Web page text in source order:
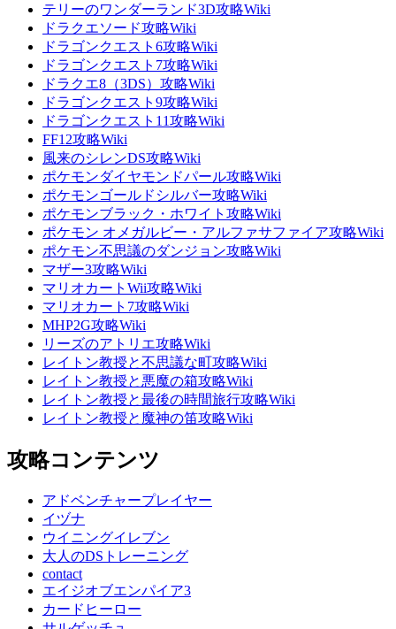
テリーのワンダーランド3D攻略Wiki
ドラクエソード攻略Wiki
ドラゴンクエスト6攻略Wiki
ドラゴンクエスト7攻略Wiki
ドラクエ8（3DS）攻略Wiki
ドラゴンクエスト9攻略Wiki
ドラゴンクエスト11攻略Wiki
FF12攻略Wiki
風来のシレンDS攻略Wiki
ポケモンダイヤモンドパール攻略Wiki
ポケモンゴールドシルバー攻略Wiki
ポケモンブラック・ホワイト攻略Wiki
ポケモン オメガルビー・アルファサファイア攻略Wiki
ポケモン不思議のダンジョン攻略Wiki
マザー3攻略Wiki
マリオカートWii攻略Wiki
マリオカート7攻略Wiki
MHP2G攻略Wiki
リーズのアトリエ攻略Wiki
レイトン教授と不思議な町攻略Wiki
レイトン教授と悪魔の箱攻略Wiki
レイトン教授と最後の時間旅行攻略Wiki
レイトン教授と魔神の笛攻略Wiki
攻略コンテンツ
アドベンチャープレイヤー
イヅナ
ウイニングイレブン
大人のDSトレーニング
contact
エイジオブエンパイア3
カードヒーロー